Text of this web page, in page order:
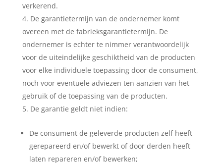
verkerend.
De garantietermijn van de ondernemer komt
overeen met de fabrieksgarantietermijn. De
ondernemer is echter te nimmer verantwoordelijk
voor de uiteindelijke geschiktheid van de producten
voor elke individuele toepassing door de consument,
noch voor eventuele adviezen ten aanzien van het
gebruik of de toepassing van de producten.
De garantie geldt niet indien:
De consument de geleverde producten zelf heeft
gerepareerd en/of bewerkt of door derden heeft
laten repareren en/of bewerken;